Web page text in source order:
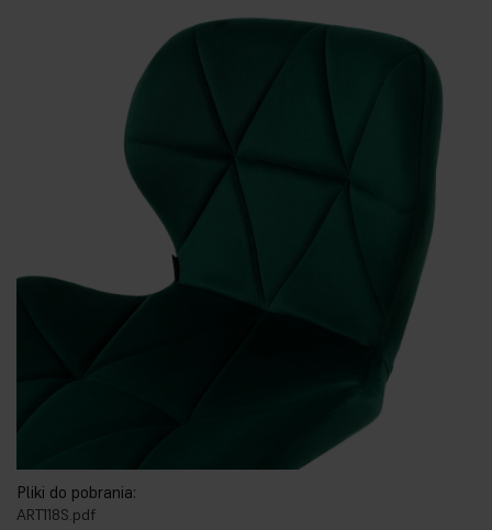
Pliki do pobrania:
ART118S.pdf